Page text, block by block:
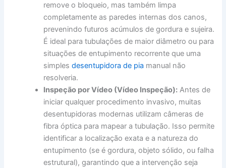
remove o bloqueio, mas também limpa
completamente as paredes internas dos canos,
prevenindo futuros acúmulos de gordura e sujeira.
É ideal para tubulações de maior diâmetro ou para
situações de entupimento recorrente que uma
simplesdesentupidora de pia manual não
resolveria.
Inspeção por Vídeo (Vídeo Inspeção): Antes de
iniciar qualquer procedimento invasivo, muitas
desentupidoras modernas utilizam câmeras de
fibra óptica para mapear a tubulação. Isso permite
identificar a localização exata e a natureza do
entupimento (se é gordura, objeto sólido, ou falha
estrutural), garantindo que a intervenção seja